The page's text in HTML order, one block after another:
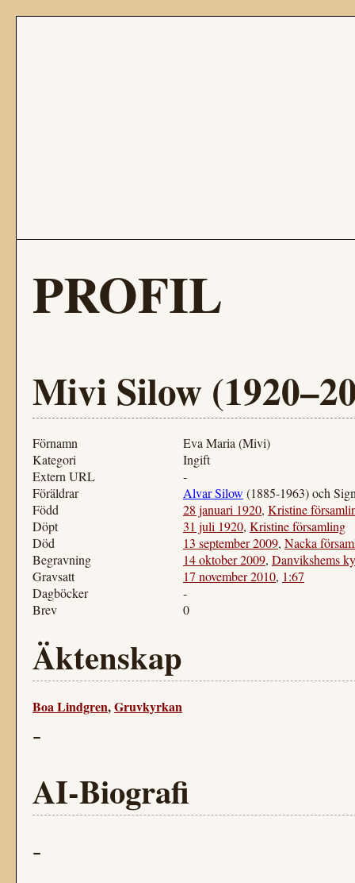
PROFIL
Mivi Silow
Förnamn
Eva Maria (Mivi)
Kategori
Ingift
Extern URL
-
Föräldrar
Alvar Silow (1885-1963) och
Född
28 januari 1920, Kristine
Döpt
31 juli 1920, Kristine församling
Död
13 september 2009, Nacka
Begravning
14 oktober 2009, Danvikshems
Gravsatt
17 november 2010, 1:67
Dagböcker
-
Brev
0
Äktenskap
Boa Lindgren,Gruvkyrkan
-
AI-Biografi
-